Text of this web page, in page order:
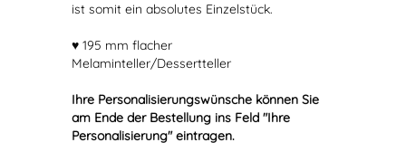
ist somit ein absolutes Einzelstück.
♥ 195 mm flacher
Melaminteller/Dessertteller
Ihre Personalisierungswünsche können Sie
am Ende der Bestellung ins Feld "Ihre
Personalisierung" eintragen.